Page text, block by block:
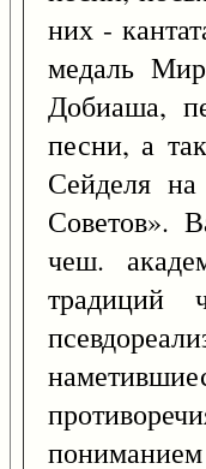
них -
медаль
Добиаша,
песни, а
Сейделя
Советов».
чеш.
традиций